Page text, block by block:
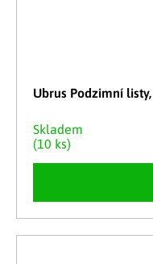
Ubrus Podzimní
Skladem
(10 ks)